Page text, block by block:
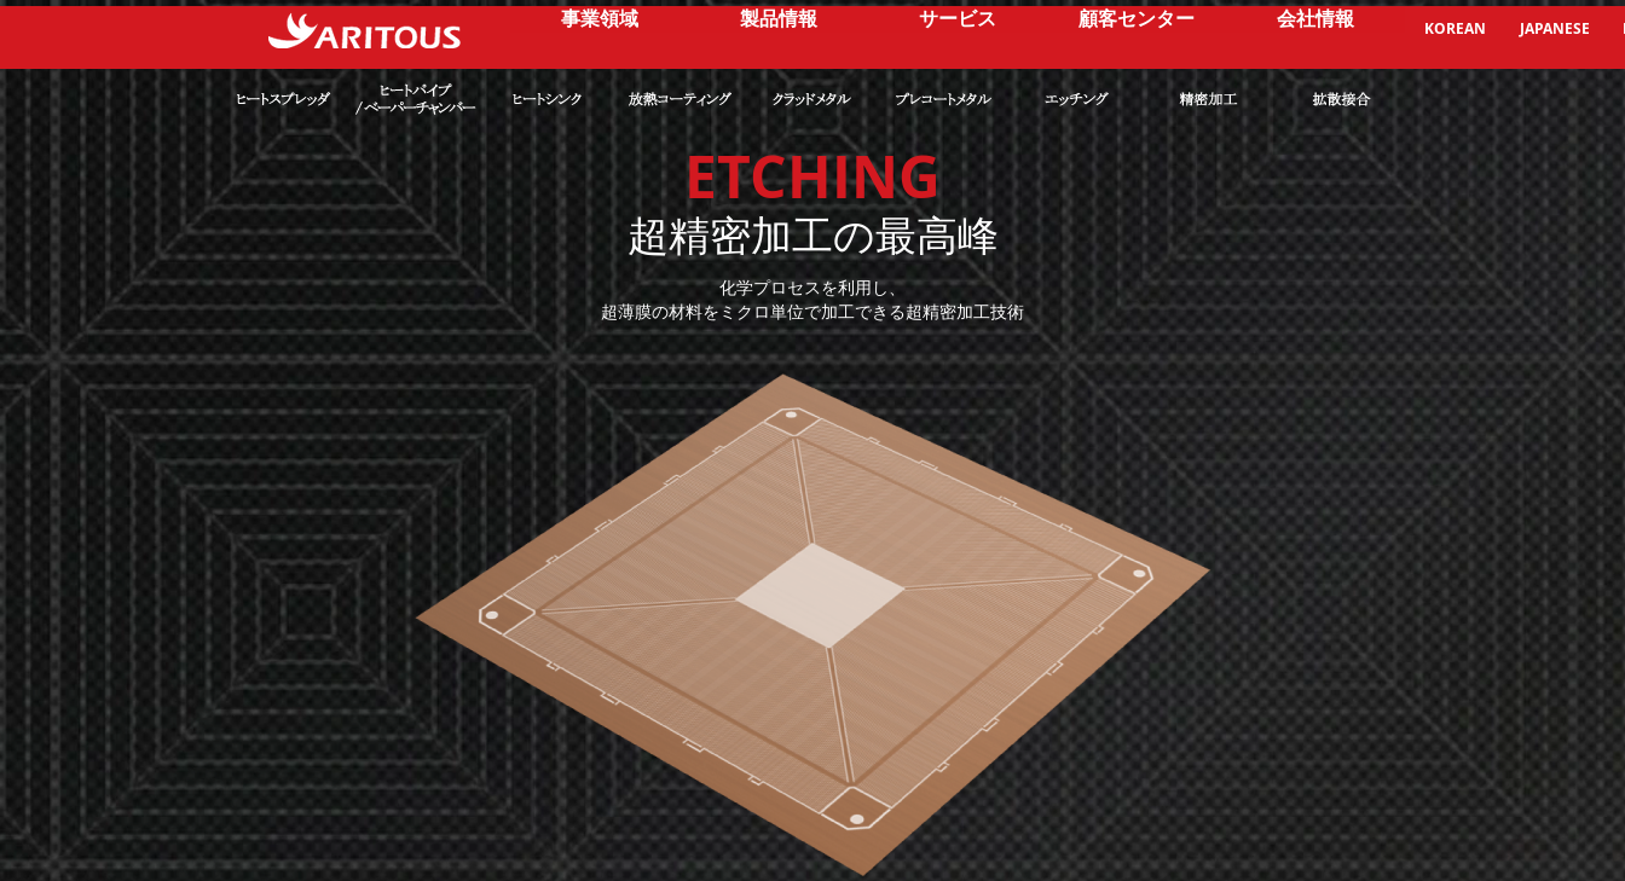
KOREAN JAPANESE
事業領域 製品情報 サービス 顧客センター 会社情報
ETCHING
超精密加工の最高峰
化学プロセスを利用し、
超薄膜の材料をミクロ単位で加工できる超精密加工技術